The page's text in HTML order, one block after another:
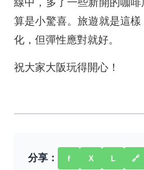
算是小驚喜。旅遊就是這
化，但彈性應對就好。
祝大家大阪玩得開心！
分享： f X L 🔗